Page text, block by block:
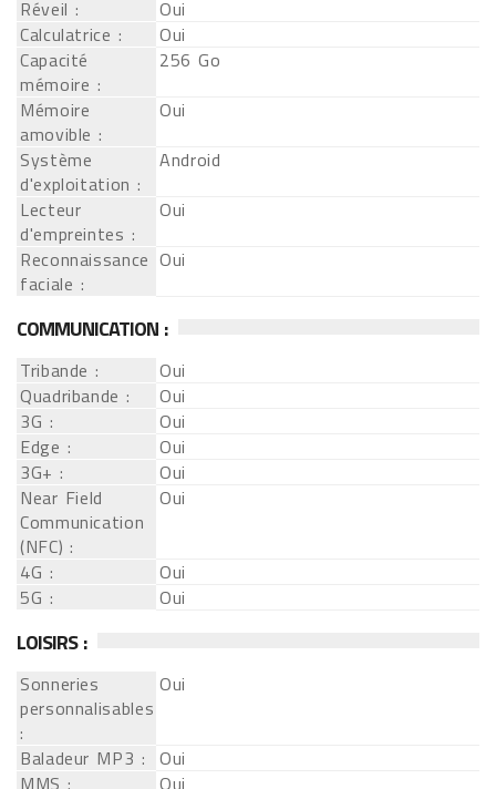
Réveil :
Oui
Calculatrice :
Oui
Capacité
mémoire :
256 Go
Mémoire
amovible :
Oui
Système
d'exploitation :
Android
Lecteur
d'empreintes :
Oui
Reconnaissance
faciale :
Oui
COMMUNICATION :
Tribande :
Oui
Quadribande :
Oui
3G :
Oui
Edge :
Oui
3G+ :
Oui
Near Field
Communication
(NFC) :
Oui
4G :
Oui
5G :
Oui
LOISIRS :
Sonneries
personnalisables
:
Oui
Baladeur MP3 : Oui
MMS :
Oui